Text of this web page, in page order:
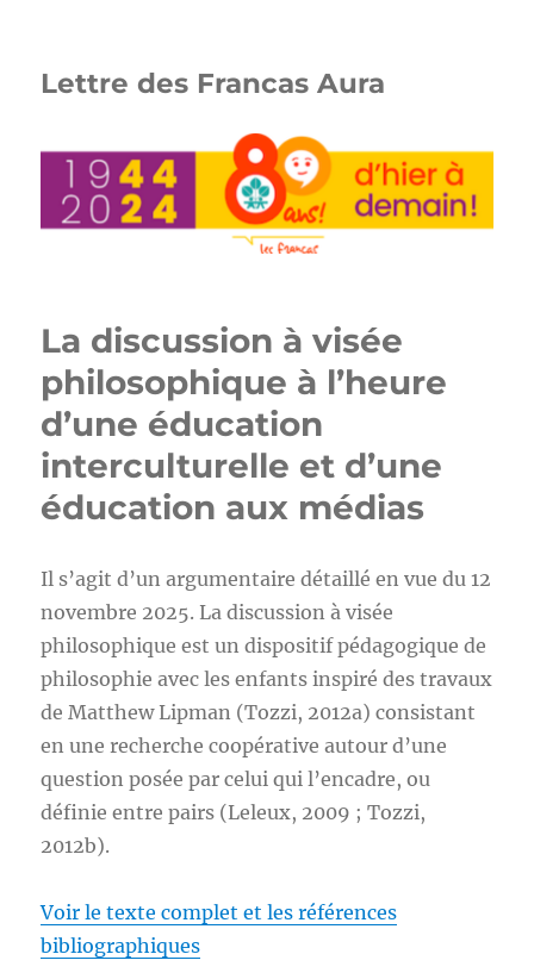
Lettre des Francas Aura
La discussion à visée
philosophique à l’heure
d’une éducation
interculturelle et d’une
éducation aux médias
Il s’agit d’un argumentaire détaillé en vue du 12
novembre 2025. La discussion à visée
philosophique est un dispositif pédagogique de
philosophie avec les enfants inspiré des travaux
de Matthew Lipman (Tozzi, 2012a) consistant
en une recherche coopérative autour d’une
question posée par celui qui l’encadre, ou
définie entre pairs (Leleux, 2009 ; Tozzi,
2012b).
Voir le texte complet et les références
bibliographiques